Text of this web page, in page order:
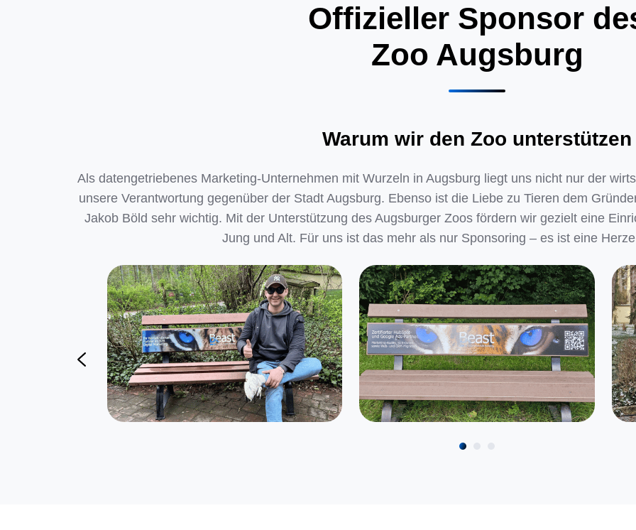
Offizieller Sponsor
Zoo Augsburg
Warum wir den Zoo unterstützen
Als datengetriebenes Marketing-Unternehmen mit Wurzeln in Augsburg liegt uns nicht nur der
unsere Verantwortung gegenüber der Stadt Augsburg. Ebenso ist die Liebe zu Tieren dem
Jakob Böld sehr wichtig. Mit der Unterstützung des Augsburger Zoos fördern wir gezielt eine
Jung und Alt. Für uns ist das mehr als nur Sponsoring – es ist eine